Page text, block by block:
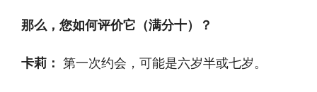
那么，您如何评价它（满分十）？
卡莉： 第一次约会，可能是六岁半或七岁。